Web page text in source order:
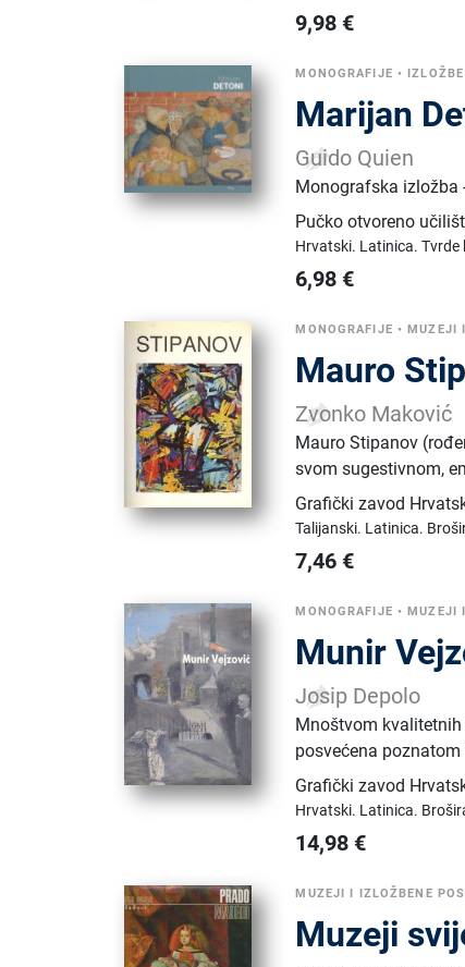
9,98 €
MONOGRAFIJE •
Marijan
Guido Quien
Monografska izložba
Pučko otvoreno
Hrvatski. Latinica.Tvrde
6,98 €
MONOGRAFIJE •MUZEJI
Mauro
Zvonko Maković
Mauro Stipanov
svom sugestivnom,
Grafički zavod
Talijanski. Latinica.
7,46 €
MONOGRAFIJE •MUZEJI
Munir
Josip Depolo
Mnoštvom
posvećena
Grafički zavod
Hrvatski. Latinica.
14,98 €
MUZEJI I IZLOŽBENE
Muzeji